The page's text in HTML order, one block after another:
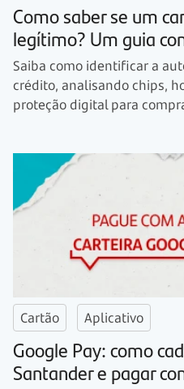
Como saber se um
legítimo? Um guia
Saiba como identificar a
crédito, analisando chips,
proteção digital para
Cartão Aplicativo
Google Pay: como
Santander e pagar